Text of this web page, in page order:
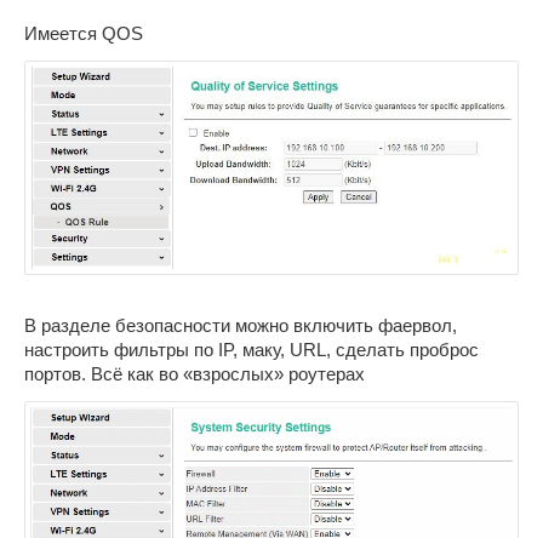
Имеется QOS
В разделе безопасности можно включить фаервол,
настроить фильтры по IP, маку, URL, сделать проброс
портов. Всё как во «взрослых» роутерах